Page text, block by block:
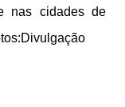
nas cidades de